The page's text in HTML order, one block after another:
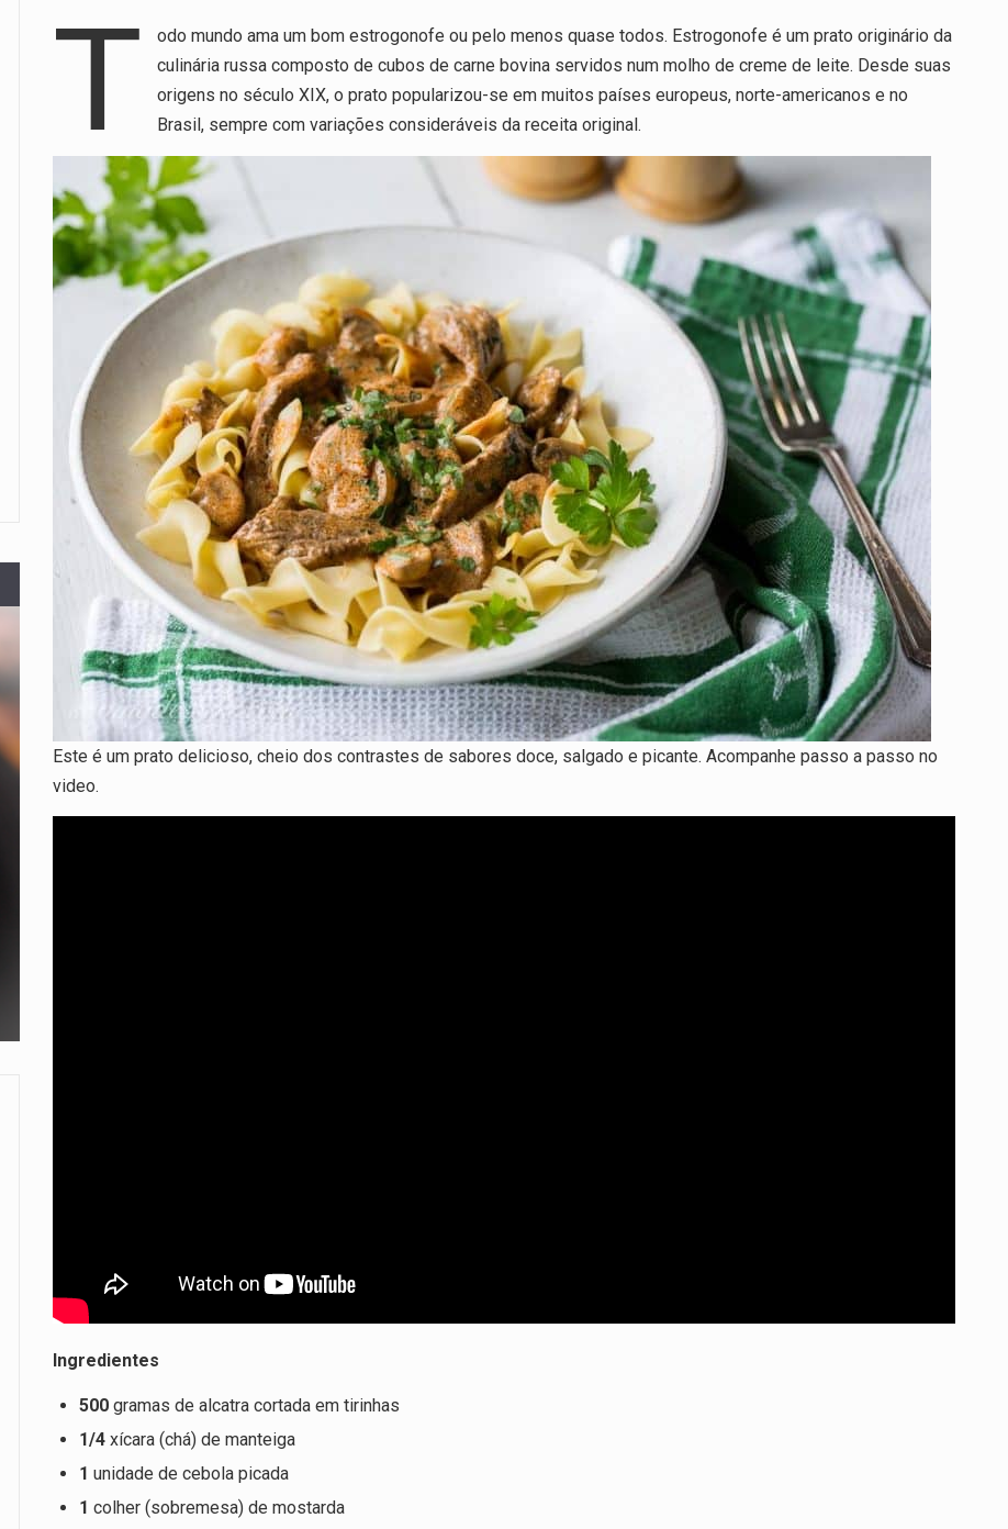
at
A
p
p
ce
o
k
ke
dI
n
e
gr
a
m
ail ar
e
T
odo mundo ama um bom estrogonofe ou pelo menos quase todos. Estrogonofe é um prato originário da
culinária russa composto de cubos de carne bovina servidos num molho de creme de leite. Desde suas
origens no século XIX, o prato popularizou-se em muitos países europeus, norte-americanos e no
Brasil, sempre com variações consideráveis da receita original.
Este é um prato delicioso, cheio dos contrastes de sabores doce, salgado e picante. Acompanhe passo a passo no
video.
Ingredientes
500 gramas de alcatra cortada em tirinhas
1/4 xícara (chá) de manteiga
1 unidade de cebola picada
1 colher (sobremesa) de mostarda